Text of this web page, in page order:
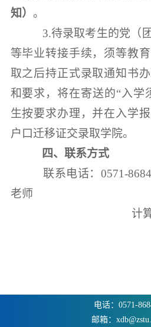
知） 。
3.待录取考生的党（
等毕业转接手续，须等教
取之后持正式录取通知书
和要求，将在寄送的“入学
生按要求办理，并在入学
户口迁移证交录取学院。
四、联系方式
联系电话：0571-
老师
计
电话：0571-
邮箱：